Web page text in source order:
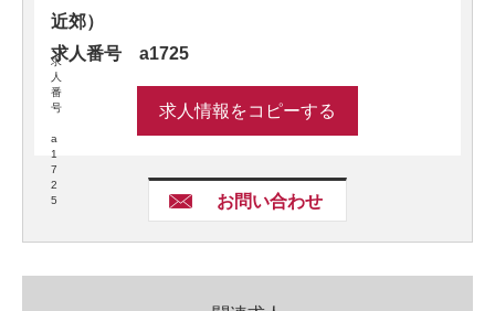
求
人
番
号
a
1
7
2
5
近郊）
求人番号 a1725
求人情報をコピーする
お問い合わせ